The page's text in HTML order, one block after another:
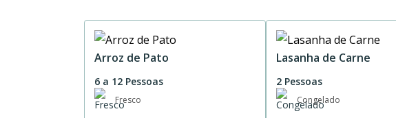
Arroz de Pato
6 a 12 Pessoas
Fresco
Lasanha de Carne
2 Pessoas
Congelado